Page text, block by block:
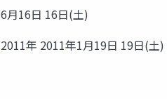
6月16日 16日(土)
2011年 2011年1月19日 19日(土